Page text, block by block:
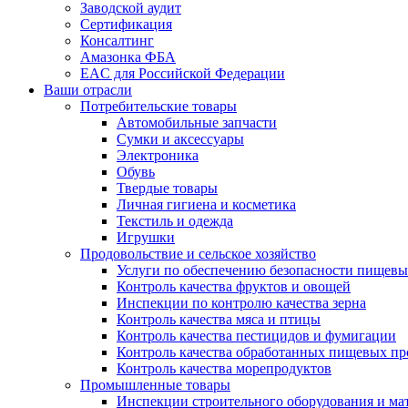
Заводской аудит
Сертификация
Консалтинг
Амазонка ФБА
EAC для Российской Федерации
Ваши отрасли
Потребительские товары
Автомобильные запчасти
Сумки и аксессуары
Электроника
Обувь
Твердые товары
Личная гигиена и косметика
Текстиль и одежда
Игрушки
Продовольствие и сельское хозяйство
Услуги по обеспечению безопасности
Контроль качества фруктов и овощей
Инспекции по контролю качества зерна
Контроль качества мяса и птицы
Контроль качества пестицидов и фумигации
Контроль качества обработанных пищевых
Контроль качества морепродуктов
Промышленные товары
Инспекции строительного оборудования и